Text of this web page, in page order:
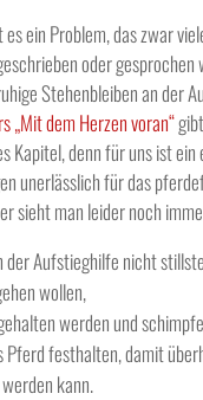
ein Problem, das zwar
oder gesprochen
Stehenbleiben an der
„Mit dem Herzen voran“
Kapitel, denn für uns ist
unerlässlich für das
sieht man leider noch
der Aufstieghilfe nicht
wollen,
werden und
Pferd festhalten, damit
kann.